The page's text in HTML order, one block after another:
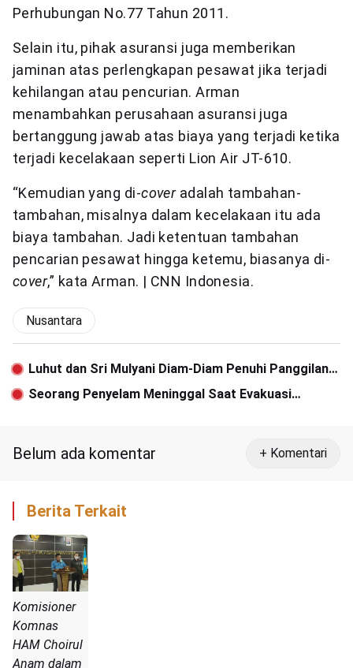
Perhubungan No.77 Tahun 2011.
Selain itu, pihak asuransi juga memberikan
jaminan atas perlengkapan pesawat jika terjadi
kehilangan atau pencurian. Arman
menambahkan perusahaan asuransi juga
bertanggung jawab atas biaya yang terjadi ketika
terjadi kecelakaan seperti Lion Air JT-610.
“Kemudian yang di-cover adalah tambahan-
tambahan, misalnya dalam kecelakaan itu ada
biaya tambahan. Jadi ketentuan tambahan
pencarian pesawat hingga ketemu, biasanya di-
cover,” kata Arman. | CNN Indonesia.
Nusantara
Luhut dan Sri Mulyani Diam-Diam Penuhi Panggilan
Bawaslu
Seorang Penyelam Meninggal Saat Evakuasi
Belum ada komentar + Komentari
Berita Terkait
Komisioner
Komnas
HAM Choirul
Anam dalam